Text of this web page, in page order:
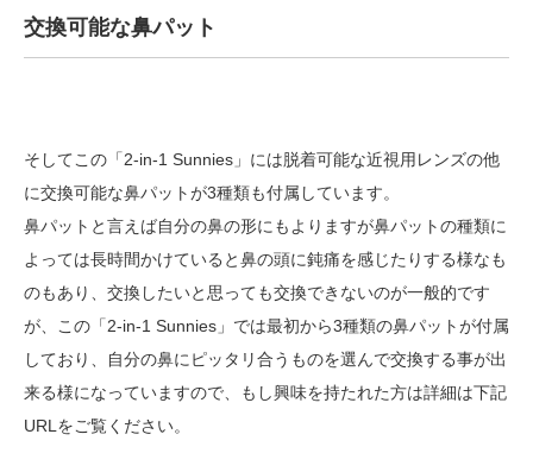
交換可能な鼻パット
そしてこの「2-in-1 Sunnies」には脱着可能な近視用レンズの他
に交換可能な鼻パットが3種類も付属しています。
鼻パットと言えば自分の鼻の形にもよりますが鼻パットの種類に
よっては長時間かけていると鼻の頭に鈍痛を感じたりする様なも
のもあり、交換したいと思っても交換できないのが一般的です
が、この「2-in-1 Sunnies」では最初から3種類の鼻パットが付属
しており、自分の鼻にピッタリ合うものを選んで交換する事が出
来る様になっていますので、もし興味を持たれた方は詳細は下記
URLをご覧ください。